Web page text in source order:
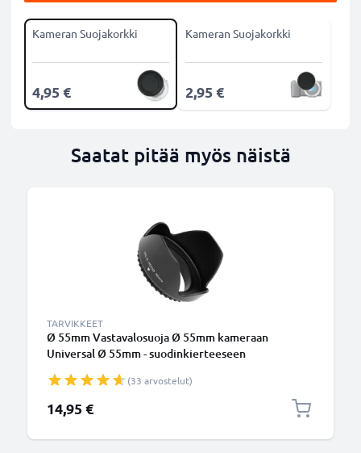
Kameran Suojakorkki
4,95 €
Kameran Suojakorkki
2,95 €
Saatat pitää myös näistä
TARVIKKEET
Ø 55mm Vastavalosuoja Ø 55mm kameraan
Universal Ø 55mm - suodinkierteeseen
vastavalosuoja tuotemerkiltä CELLONIC
(33 arvostelut)
14,95 €